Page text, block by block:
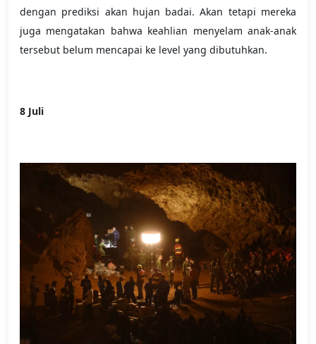
dengan prediksi akan hujan badai. Akan tetapi mereka
juga mengatakan bahwa keahlian menyelam anak-anak
tersebut belum mencapai ke level yang dibutuhkan.
8 Juli